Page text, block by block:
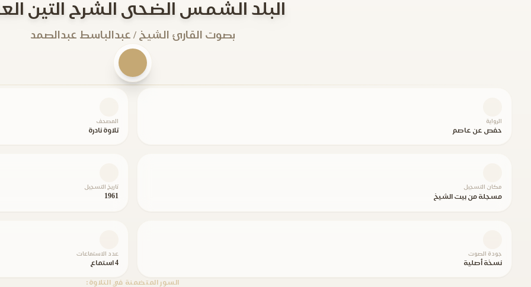
البلد الشمس الضحى الشرح التين
بصوت القارئ الشيخ / عبدالباسط عبدالصمد
الرواية
حفص عن عاصم
المصحف
تلاوة نادرة
مكان التسجيل
مسجلة من بيت الشيخ
تاريخ التسجيل
1961
جودة الصوت
نسخة أصلية
عدد الاستماعات
4 استماع
السور المتضمنة في التلاوة: